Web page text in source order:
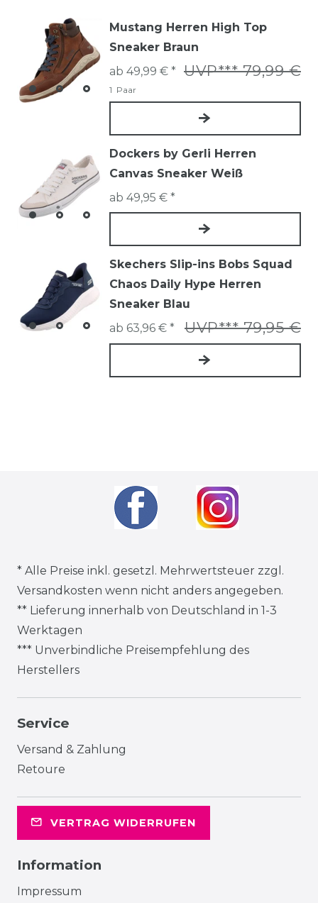
Mustang Herren High Top
Sneaker Braun
UVP*** 79,99 €
ab 49,99 € *
1 Paar
Dockers by Gerli Herren
Canvas Sneaker Weiß
ab 49,95 € *
Skechers Slip-ins Bobs Squad
Chaos Daily Hype Herren
Sneaker Blau
UVP*** 79,95 €
ab 63,96 € *
* Alle Preise inkl. gesetzl. Mehrwertsteuer zzgl.
Versandkosten wenn nicht anders angegeben.
** Lieferung innerhalb von Deutschland in 1-3
Werktagen
*** Unverbindliche Preisempfehlung des
Herstellers
Service
Versand & Zahlung
Retoure
VERTRAG WIDERRUFEN
Information
Impressum